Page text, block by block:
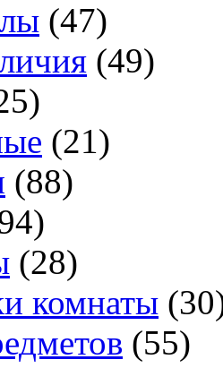
(47)
(49)
(21)
(88)
(28)
комнаты
(55)